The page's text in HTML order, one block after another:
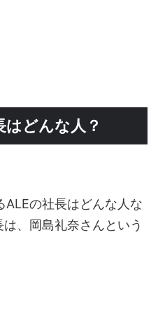
はどんな人？
ALEの社長はどんな人な
、岡島礼奈さんという